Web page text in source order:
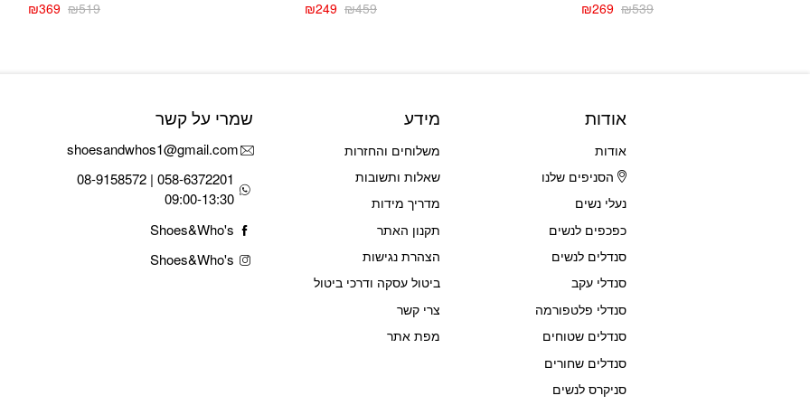
₪539
המחיר
₪269
המחיר
₪459
המחיר
₪249
המחיר
₪519
המחיר
₪369
המחיר
אודות
אודות
הסניפים שלנו
נעלי נשים
כפכפים לנשים
סנדלים לנשים
סנדלי עקב
סנדלי פלטפורמה
סנדלים שטוחים
סנדלים שחורים
סניקרס לנשים
מידע
משלוחים והחזרות
שאלות ותשובות
מדריך מידות
תקנון האתר
הצהרת נגישות
ביטול עסקה ודרכי ביטול
צרי קשר
מפת אתר
שמרי על קשר
shoesandwhos1@gmail.com
058-6372201 | 08-9158572
09:00-13:30
Shoes&Who's
Shoes&Who's